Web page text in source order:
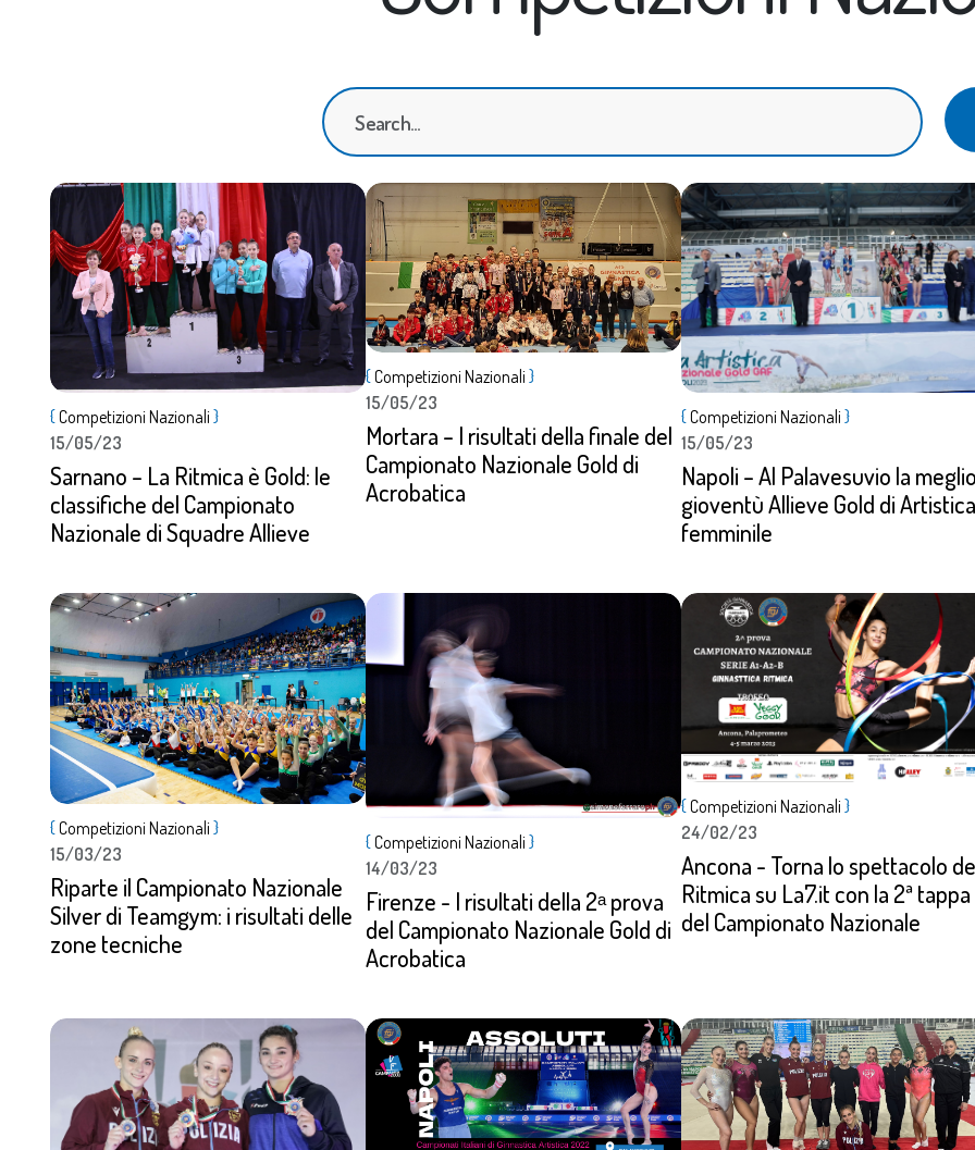
Dettagli
{Competizioni Nazionali }
15/05/23
Sarnano – La Ritmica è Gold: le
classifiche del Campionato
Nazionale di Squadre Allieve
Dettagli
{Competizioni Nazionali }
15/05/23
Mortara – I risultati della finale del
Campionato Nazionale Gold di
Acrobatica
Dettagli
{Competizioni Nazionali }
15/05/23
Napoli – Al Palavesuvio la meglio
gioventù Allieve Gold di Artistica
femminile
Dettagli
{Competizioni Nazionali }
15/03/23
Riparte il Campionato Nazionale
Silver di Teamgym: i risultati delle
zone tecniche
Dettagli
{Competizioni Nazionali }
14/03/23
Firenze - I risultati della 2ᵃ prova
del Campionato Nazionale Gold di
Acrobatica
Dettagli
{Competizioni Nazionali }
24/02/23
Ancona - Torna lo spettacolo
Ritmica su La7.it con la 2ª tappa
del Campionato Nazionale